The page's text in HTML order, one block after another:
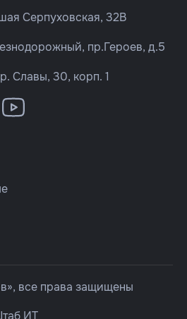
Серпуховская, 32В
пр.Героев, д.5
Славы, 30, корп. 1
все права защищены
ИТ